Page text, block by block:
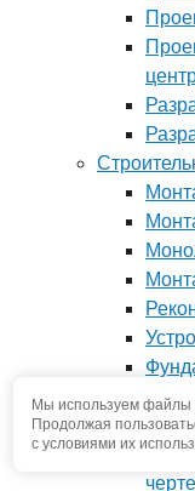
Мы используем файлы
Продолжая
с условиями их